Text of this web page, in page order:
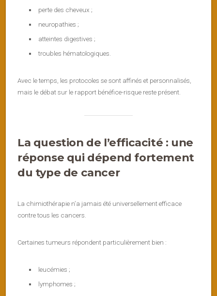
perte des cheveux ;
neuropathies ;
atteintes digestives ;
troubles hématologiques.
Avec le temps, les protocoles se sont affinés et personnalisés,
mais le débat sur le rapport bénéfice-risque reste présent.
La question de l’efficacité : une
réponse qui dépend fortement
du type de cancer
La chimiothérapie n’a jamais été universellement efficace
contre tous les cancers.
Certaines tumeurs répondent particulièrement bien :
leucémies ;
lymphomes ;